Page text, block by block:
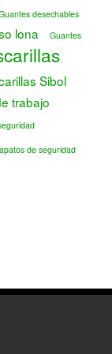
desechables
lona
Guantes
Sibol
trabajo
de seguridad